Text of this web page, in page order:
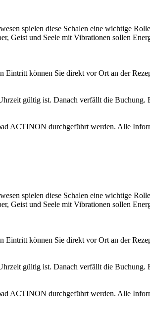
spielen diese Schalen eine wichtige
Geist und Seele mit Vibrationen sollen
können Sie direkt vor Ort an der
gültig ist. Danach verfällt die Buchung.
ACTINON durchgeführt werden. Alle
spielen diese Schalen eine wichtige
Geist und Seele mit Vibrationen sollen
können Sie direkt vor Ort an der
gültig ist. Danach verfällt die Buchung.
ACTINON durchgeführt werden. Alle